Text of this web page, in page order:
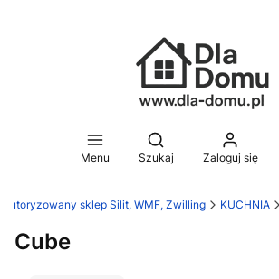
Menu
Otwórz wyszukiwarkę
Szukaj Zaloguj się
sklep Silit, WMF, Zwilling KUCHNIA
Cube